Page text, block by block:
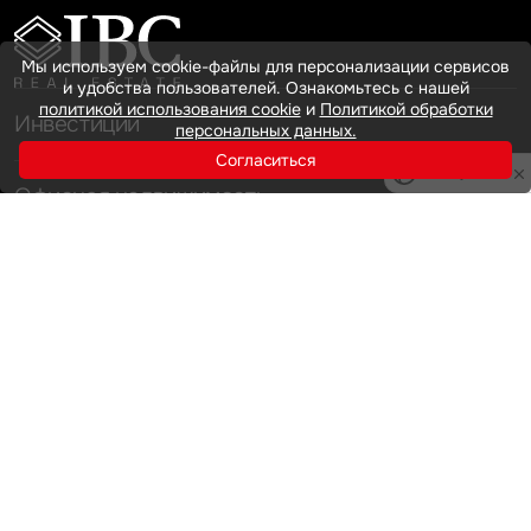
Инвестиции
Офисная недвижимость
Мы используем cookie-файлы для персонализации сервисов
и удобства пользователей. Ознакомьтесь с нашей
политикой использования cookieи Политикой обработки
персональных данных.
Согласиться